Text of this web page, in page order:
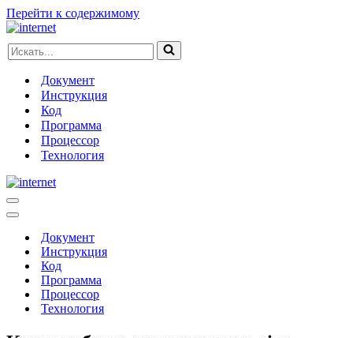
Перейти к содержимому
Искать...
Документ
Инструкция
Код
Программа
Процессор
Технология
Меню
навигации
Меню
навигацииДокумент
Инструкция
Код
Программа
Процессор
Технология